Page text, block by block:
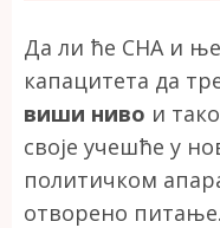
Да ли ће СНА и
капацитета да
виши ниво и
своје учешће у
политичком
отворено